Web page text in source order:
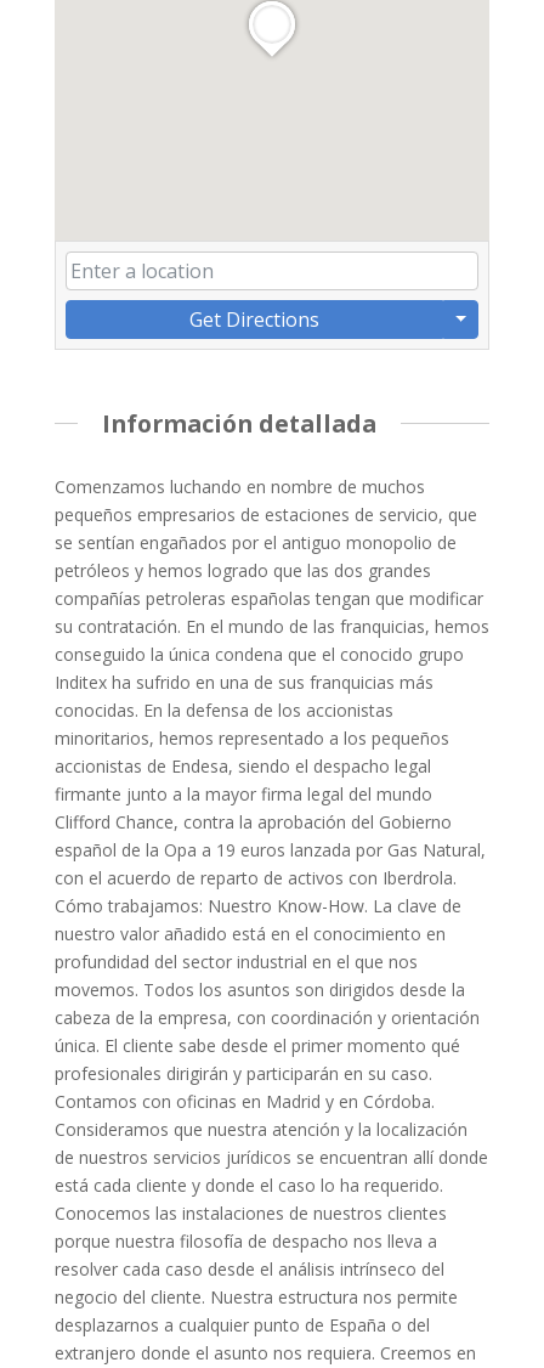
Get Directions
Información detallada
Comenzamos luchando en nombre de muchos
pequeños empresarios de estaciones de servicio, que
se sentían engañados por el antiguo monopolio de
petróleos y hemos logrado que las dos grandes
compañías petroleras españolas tengan que modificar
su contratación. En el mundo de las franquicias, hemos
conseguido la única condena que el conocido grupo
Inditex ha sufrido en una de sus franquicias más
conocidas. En la defensa de los accionistas
minoritarios, hemos representado a los pequeños
accionistas de Endesa, siendo el despacho legal
firmante junto a la mayor firma legal del mundo
Clifford Chance, contra la aprobación del Gobierno
español de la Opa a 19 euros lanzada por Gas Natural,
con el acuerdo de reparto de activos con Iberdrola.
Cómo trabajamos: Nuestro Know-How. La clave de
nuestro valor añadido está en el conocimiento en
profundidad del sector industrial en el que nos
movemos. Todos los asuntos son dirigidos desde la
cabeza de la empresa, con coordinación y orientación
única. El cliente sabe desde el primer momento qué
profesionales dirigirán y participarán en su caso.
Contamos con oficinas en Madrid y en Córdoba.
Consideramos que nuestra atención y la localización
de nuestros servicios jurídicos se encuentran allí donde
está cada cliente y donde el caso lo ha requerido.
Conocemos las instalaciones de nuestros clientes
porque nuestra filosofía de despacho nos lleva a
resolver cada caso desde el análisis intrínseco del
negocio del cliente. Nuestra estructura nos permite
desplazarnos a cualquier punto de España o del
extranjero donde el asunto nos requiera. Creemos en